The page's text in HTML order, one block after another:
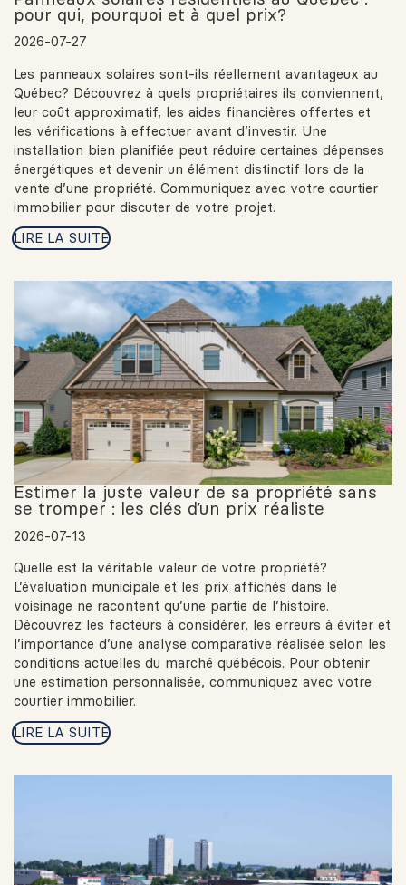
pour qui, pourquoi et à quel prix?
2026-07-27
Les panneaux solaires sont-ils réellement avantageux au
Québec? Découvrez à quels propriétaires ils conviennent,
leur coût approximatif, les aides financières offertes et
les vérifications à effectuer avant d’investir. Une
installation bien planifiée peut réduire certaines dépenses
énergétiques et devenir un élément distinctif lors de la
vente d’une propriété. Communiquez avec votre courtier
immobilier pour discuter de votre projet.
LIRE LA SUITE
Estimer la juste valeur de sa propriété sans
se tromper : les clés d’un prix réaliste
2026-07-13
Quelle est la véritable valeur de votre propriété?
L’évaluation municipale et les prix affichés dans le
voisinage ne racontent qu’une partie de l’histoire.
Découvrez les facteurs à considérer, les erreurs à éviter et
l’importance d’une analyse comparative réalisée selon les
conditions actuelles du marché québécois. Pour obtenir
une estimation personnalisée, communiquez avec votre
courtier immobilier.
LIRE LA SUITE